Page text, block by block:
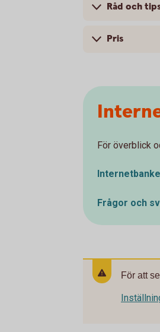
Råd och
Pris
För överblick
Frågor och
För att